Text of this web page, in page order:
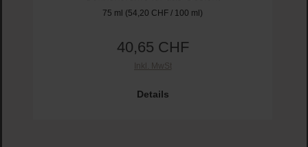
75 ml (54,20 CHF / 100 ml)
Regulärer Preis:
40,65 CHF
Inkl. MwSt
Details